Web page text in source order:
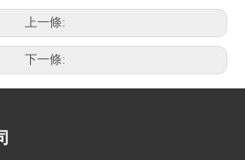
上一條:
下一條: